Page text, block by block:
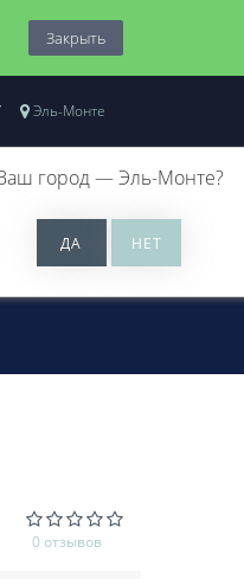
Закрыть
Эль-Монте
город —Эль-Монте?
0
0 отзывов